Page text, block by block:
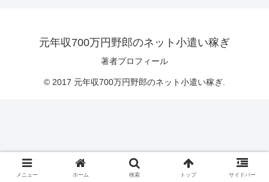
元年収700万円野郎のネット小遣い稼ぎ
著者プロフィール
© 2017 元年収700万円野郎のネット小遣い稼ぎ.
メニュー ホーム 検索 トップ サイドバー